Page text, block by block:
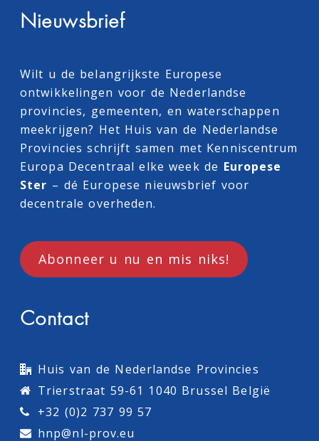
Nieuwsbrief
Wilt u de belangrijkste Europese
ontwikkelingen voor de Nederlandse
provincies, gemeenten, en waterschappen
meekrijgen? Het Huis van de Nederlandse
Provincies schrijft samen met Kenniscentrum
Europa Decentraal elke week de Europese
Ster – dé Europese nieuwsbrief voor
decentrale overheden.
Abonneer u nu en mis niks!
Contact
Huis van de Nederlandse Provincies
Trierstraat 59-61 1040 Brussel België
+32 (0)2 737 99 57
hnp@nl-prov.eu